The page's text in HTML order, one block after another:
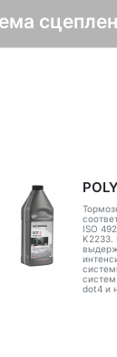
ISO
K2233.
dot4 и